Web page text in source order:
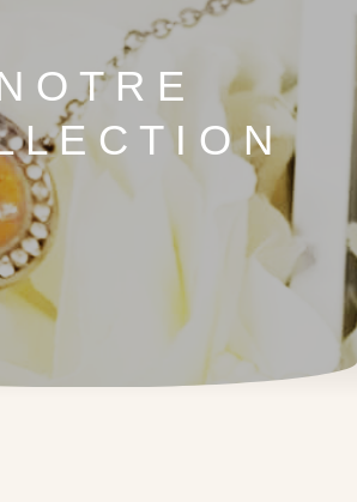
T R E
L E C T I O N